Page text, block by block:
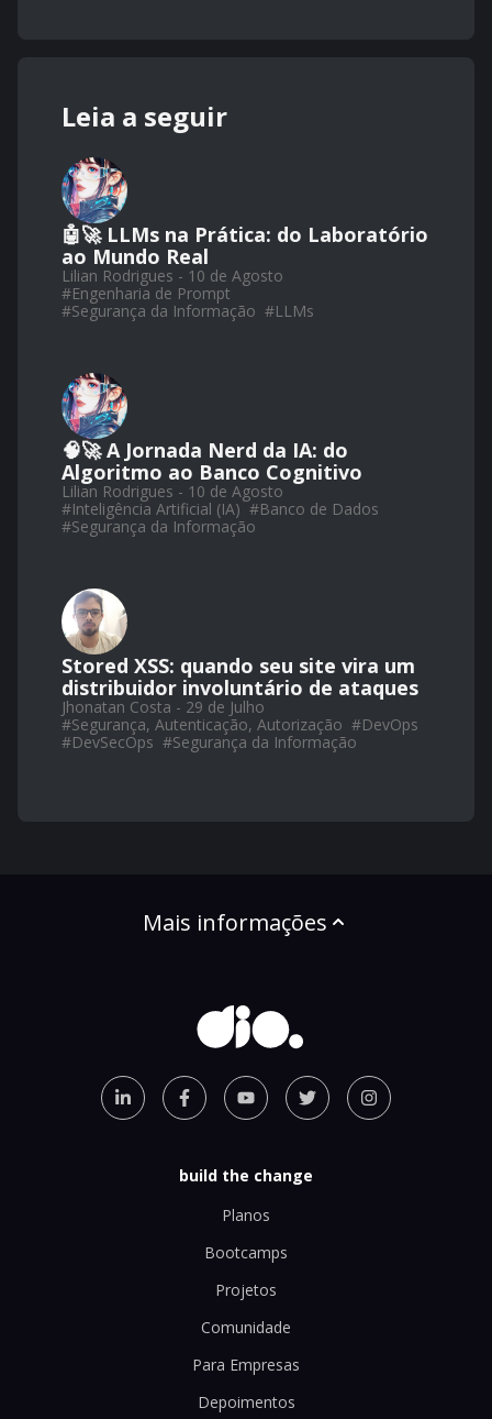
Leia a seguir
🤖🚀 LLMs na Prática: do Laboratório
ao Mundo Real
Lilian Rodrigues - 10 de Agosto
#Engenharia de Prompt
#Segurança da Informação #LLMs
🧠🚀 A Jornada Nerd da IA: do
Algoritmo ao Banco Cognitivo
Lilian Rodrigues - 10 de Agosto
#Inteligência Artificial (IA) #Banco de Dados
#Segurança da Informação
Stored XSS: quando seu site vira um
distribuidor involuntário de ataques
Jhonatan Costa - 29 de Julho
#Segurança, Autenticação, Autorização #DevOps
#DevSecOps #Segurança da Informação
Mais informações
build the change
Planos
Bootcamps
Projetos
Comunidade
Para Empresas
Depoimentos